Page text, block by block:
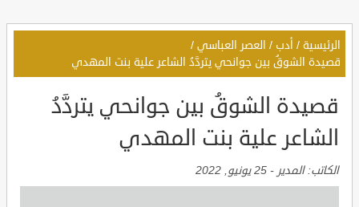
الرئيسية / أدب / العصر العباسي /
قصيدة الشوقُ بين جوانحي يتردَّدُ الشاعر علية بنت المهدي
قصيدة الشوقُ بين جوانحي يتردَّدُ
الشاعر علية بنت المهدي
الكاتب:المدير - 25 يونيو, 2022